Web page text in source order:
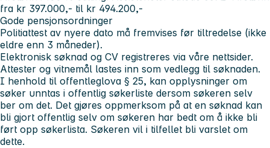
fra kr 397.000,- til kr 494.200,-
Gode pensjonsordninger
Politiattest av nyere dato må fremvises før tiltredelse (ikke
eldre enn 3 måneder).
Elektronisk søknad og CV registreres via våre nettsider.
Attester og vitnemål lastes inn som vedlegg til søknaden.
I henhold til offentleglova § 25, kan opplysninger om
søker unntas i offentlig søkerliste dersom søkeren selv
ber om det. Det gjøres oppmerksom på at en søknad kan
bli gjort offentlig selv om søkeren har bedt om å ikke bli
ført opp søkerlista. Søkeren vil i tilfellet bli varslet om
dette.